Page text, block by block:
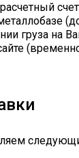
груза на